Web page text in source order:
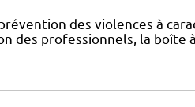
des violences à
des professionnels, la boîte